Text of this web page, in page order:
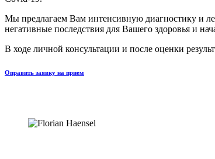
Мы предлагаем Вам интенсивную диагностику и
негативные последствия для Вашего здоровья и
В ходе личной консультации и после оценки
Оправить заявку на прием